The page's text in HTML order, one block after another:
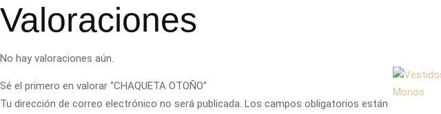
Valoraciones
No hay valoraciones aún.
Sé el primero en valorar “CHAQUETA OTOÑO”
Tu dirección de correo electrónico no será publicada. Los campos obligatorios están